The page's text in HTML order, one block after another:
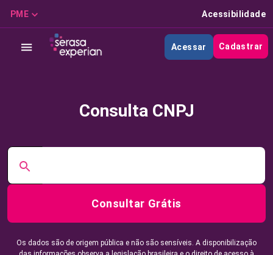
PME Acessibilidade
Acessar Cadastrar
Consulta CNPJ
Consultar Grátis
Os dados são de origem pública e não são sensíveis. A disponibilização